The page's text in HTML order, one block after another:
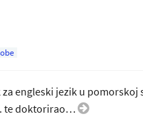
engleski jezik u pomorskoj
te doktorirao…